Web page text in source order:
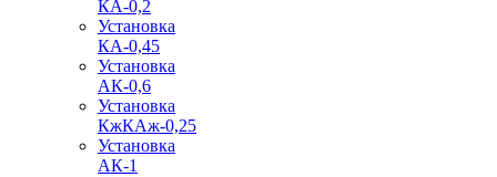
КА-0,2
Установка
КА-0,45
Установка
АК-0,6
Установка
КжКАж-0,25
Установка
АК-1